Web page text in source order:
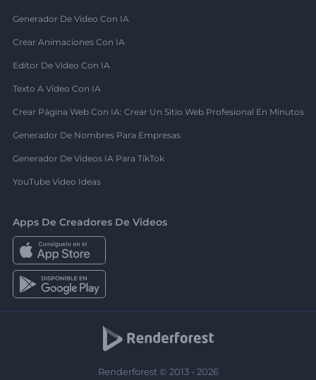
Generador De Video Con IA
Crear Animaciones Con IA
Editor De Video Con IA
Texto A Video Con IA
Crear Página Web Con IA: Crear Un Sitio Web Profesional En Minutos
Generador De Nombres Para Empresas
Generador De Videos IA Para TikTok
YouTube Video Ideas
Apps De Creadores De Videos
Renderforest © 2013 - 2026